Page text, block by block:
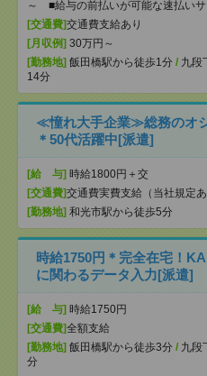
～ ■給与の前払いが可能な速払いサ
[交通費]交通費支給あり
[月収例] 30万円～
[勤務地] 飯田橋駅から徒歩1分 / 九段
14分
≪憧れ大手企業≫総務のオ
＊50代活躍中[派遣]
[給 与] 時給1800円＋交
[交通費]交通費実費支給（当社規定あ
[勤務地] 和光市駅から徒歩5分
時給1750円＊完全在宅！
に関わるデータ入力[派遣]
[給 与] 時給1750円
[交通費]全額支給
[勤務地] 飯田橋駅から徒歩3分 / 九段
分